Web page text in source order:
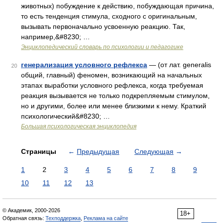
животных) побуждение к действию, побуждающая причина,
то есть тенденция стимула, сходного с оригинальным,
вызывать первоначально усвоенную реакцию. Так,
например,&#8230; …
Энциклопедический словарь по психологии и педагогике
20 генерализация условного рефлекса — (от лат. generalis
общий, главный) феномен, возникающий на начальных
этапах выработки условного рефлекса, когда требуемая
реакция вызывается не только подкрепляемым стимулом,
но и другими, более или менее близкими к нему. Краткий
психологический&#8230; …
Большая психологическая энциклопедия
Страницы ← Предыдущая Следующая →
1 2 3 4 5 6 7 8
9
10
11 12 13
18+
© Академик, 2000-2026
Обратная связь: Техподдержка Реклама на сайте